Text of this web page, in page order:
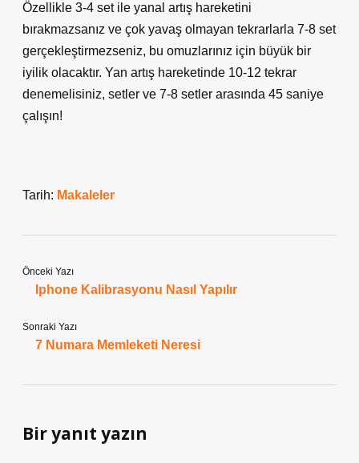
Özellikle 3-4 set ile yanal artış hareketini
bırakmazsanız ve çok yavaş olmayan tekrarlarla 7-8 set
gerçekleştirmezseniz, bu omuzlarınız için büyük bir
iyilik olacaktır. Yan artış hareketinde 10-12 tekrar
denemelisiniz, setler ve 7-8 setler arasında 45 saniye
çalışın!
Tarih: Makaleler
Önceki Yazı
Iphone Kalibrasyonu Nasıl Yapılır
Sonraki Yazı
7 Numara Memleketi Neresi
Bir yanıt yazın